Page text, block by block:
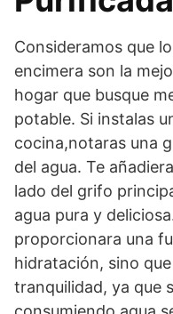
Consideramos que
encimera son la
hogar que busque
potable. Si instalas
cocina,notaras una
del agua. Te
lado del grifo
agua pura y
proporcionara una
hidratación, sino
tranquilidad, ya que